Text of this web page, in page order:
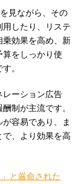
見ながら、その
したり、リステ
乗効果を高め、新
をしっかり使
。
ーション広告
制が主流です。
容易であり、ま
、より効果を高
と厳命された